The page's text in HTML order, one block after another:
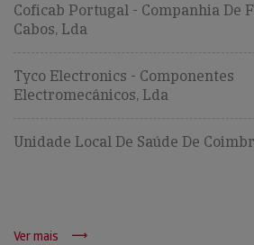
Coficab Portugal - Companhia De
Cabos, Lda
Tyco Electronics - Componentes
Electromecânicos, Lda
Unidade Local De Saúde De
Ver mais